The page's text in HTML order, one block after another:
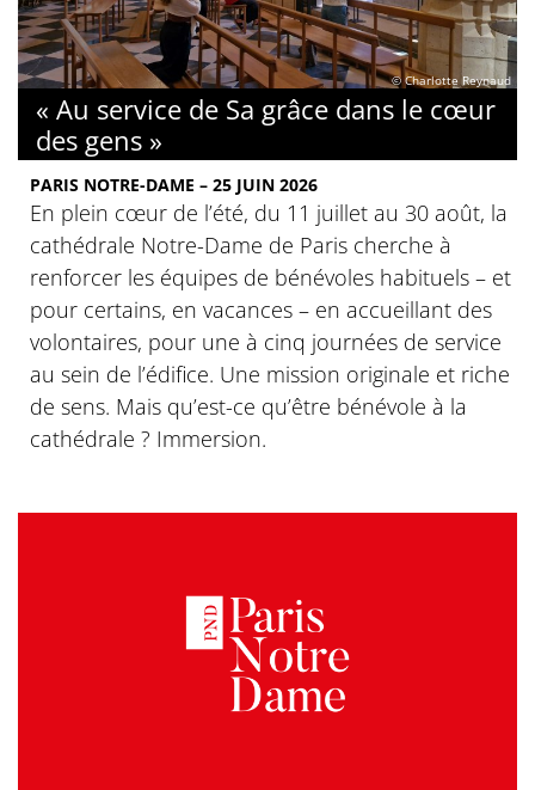
© Charlotte Reynaud
« Au service de Sa grâce dans le cœur
des gens »
PARIS NOTRE-DAME – 25 JUIN 2026
En plein cœur de l’été, du 11 juillet au 30 août, la
cathédrale Notre-Dame de Paris cherche à
renforcer les équipes de bénévoles habituels – et
pour certains, en vacances – en accueillant des
volontaires, pour une à cinq journées de service
au sein de l’édifice. Une mission originale et riche
de sens. Mais qu’est-ce qu’être bénévole à la
cathédrale ? Immersion.